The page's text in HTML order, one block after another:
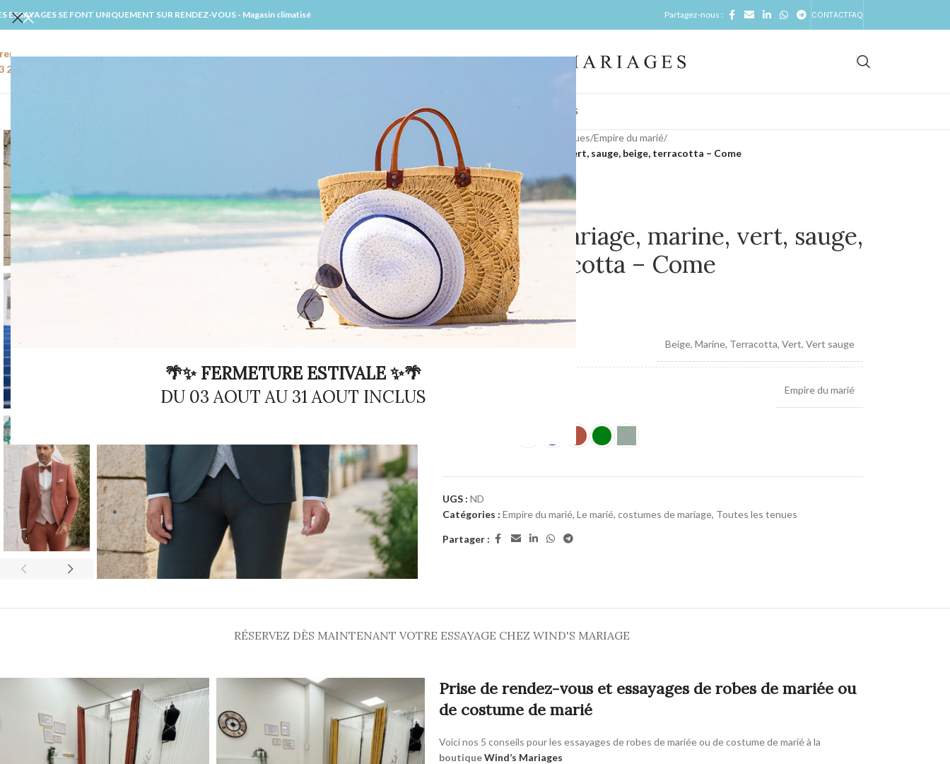
🌴✨ FERMETURE ESTIVALE ✨🌴
DU 03 AOUT AU 31 AOUT INCLUS
ESSAYAGES SE FONT UNIQUEMENT SUR RENDEZ-VOUS - Magasin climatisé Partagez-nous : CONTACTFAQ
rendez-vous
22 91 27 02
LA BOUTIQUE COIFFES
Accueil Nos marques/Empire du marié/
Costume mariage, marine, vert, sauge, beige, terracotta – Come
Costume mariage, marine, vert, sauge,
beige, terracotta – Come
0,00€
Beige, Marine, Terracotta, Vert, Vert sauge
Empire du marié
UGS : ND
Catégories : Empire du marié, Le marié, costumes de mariage, Toutes les tenues
Partager :
RÉSERVEZ DÈS MAINTENANT VOTRE ESSAYAGE CHEZ WIND'S MARIAGE
Prise de rendez-vous et essayages de robes de mariée ou
de costume de marié
Voici nos 5 conseils pour les essayages de robes de mariée ou de costume de marié à la
boutiqueWind’s Mariages